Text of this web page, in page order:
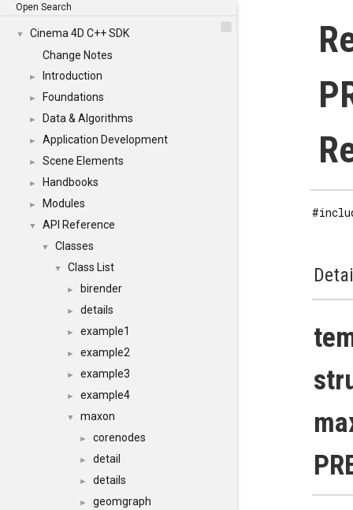
Open Search
▼
Cinema 4D C++ SDK
Change Notes
► Introduction
► Foundations
► Data & Algorithms
► Application Development
► Scene Elements
► Handbooks
► Modules
▼ API Reference
▼ Classes
▼ Class List
► birender
► details
► example1
► example2
► example3
► example4
▼ maxon
► corenodes
► detail
► details
► geomgraph